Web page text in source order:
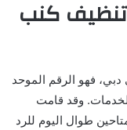
كنب
فهو الرقم الموحد
وقد قامت
طوال اليوم للرد